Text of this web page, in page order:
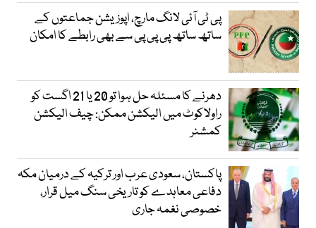
پی ٹی آئی لانگ مارچ، اپوزیشن جماعتوں کے
ساتھ ساتھ پی پی پی سے بھی رابطے کا امکان
دھرنے کا مسئلہ حل ہوا تو 20 یا 21 اگست کو
راولاکوٹ میں الیکشن ممکن: چیف الیکشن
کمشنر
پاکستان، سعودی عرب اور ترکیہ کے درمیان مکہ
دفاعی معاہدے کو تاریخی سنگ میل قرار،
خصوصی نغمہ جاری